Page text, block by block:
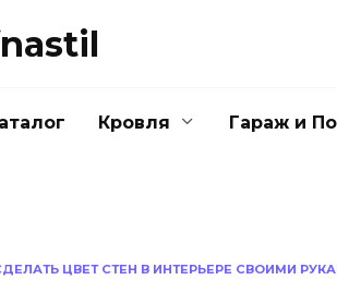
Кровля Гараж и
ЦВЕТ СТЕН В ИНТЕРЬЕРЕ СВОИМИ